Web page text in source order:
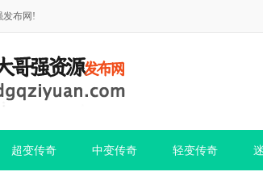
发布网!
超变传奇 中变传奇 轻变传奇